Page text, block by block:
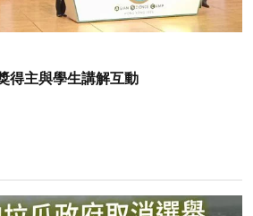
得主與學生講解互動